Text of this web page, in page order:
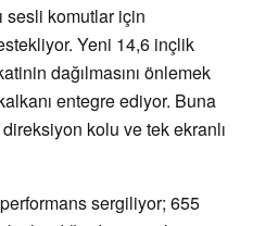
sesli komutlar için
Yeni 14,6 inçlik
dağılmasını önlemek
entegre ediyor. Buna
kolu ve tek ekranlı
sergiliyor; 655